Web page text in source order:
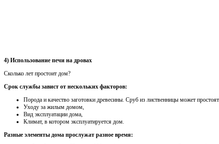
4) Использование печи на дровах
Сколько лет простоит дом?
Срок службы завист от нескольких факторов:
Порода и качество заготовки древесины. Сруб из лиственницы может
Уходу за жилым домом,
Вид эксплуатации дома,
Климат, в котором эксплуатируется дом.
Разные элементы дома прослужат разное время: